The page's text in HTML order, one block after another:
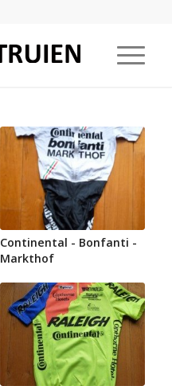
Continental - Bonfanti -
Markthof